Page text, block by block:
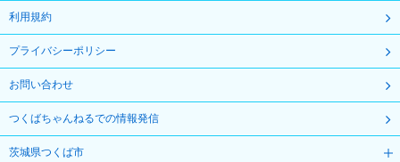
利用規約
プライバシーポリシー
お問い合わせ
つくばちゃんねるでの情報発信
茨城県つくば市